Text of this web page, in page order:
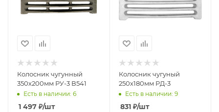
Колосник чугунный
350х200мм РУ-3 В541
Есть в наличии: 6
1 497 ₽/шт
Колосник чугуный
250х180мм РД-3
Есть в наличии: 9
831₽/шт